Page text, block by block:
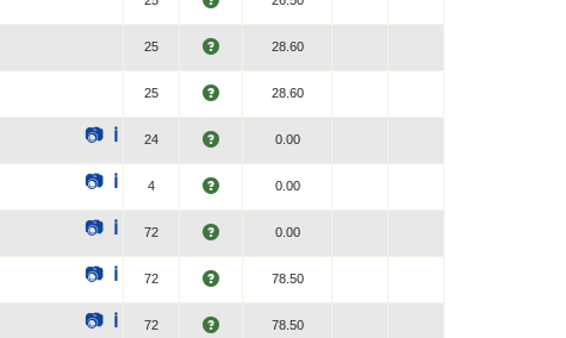
25 28.60
25 28.60
📷 ℹ 24 0.00
📷 ℹ 4 0.00
📷 ℹ 72 0.00
📷 ℹ 72 78.50
📷 ℹ 72 78.50